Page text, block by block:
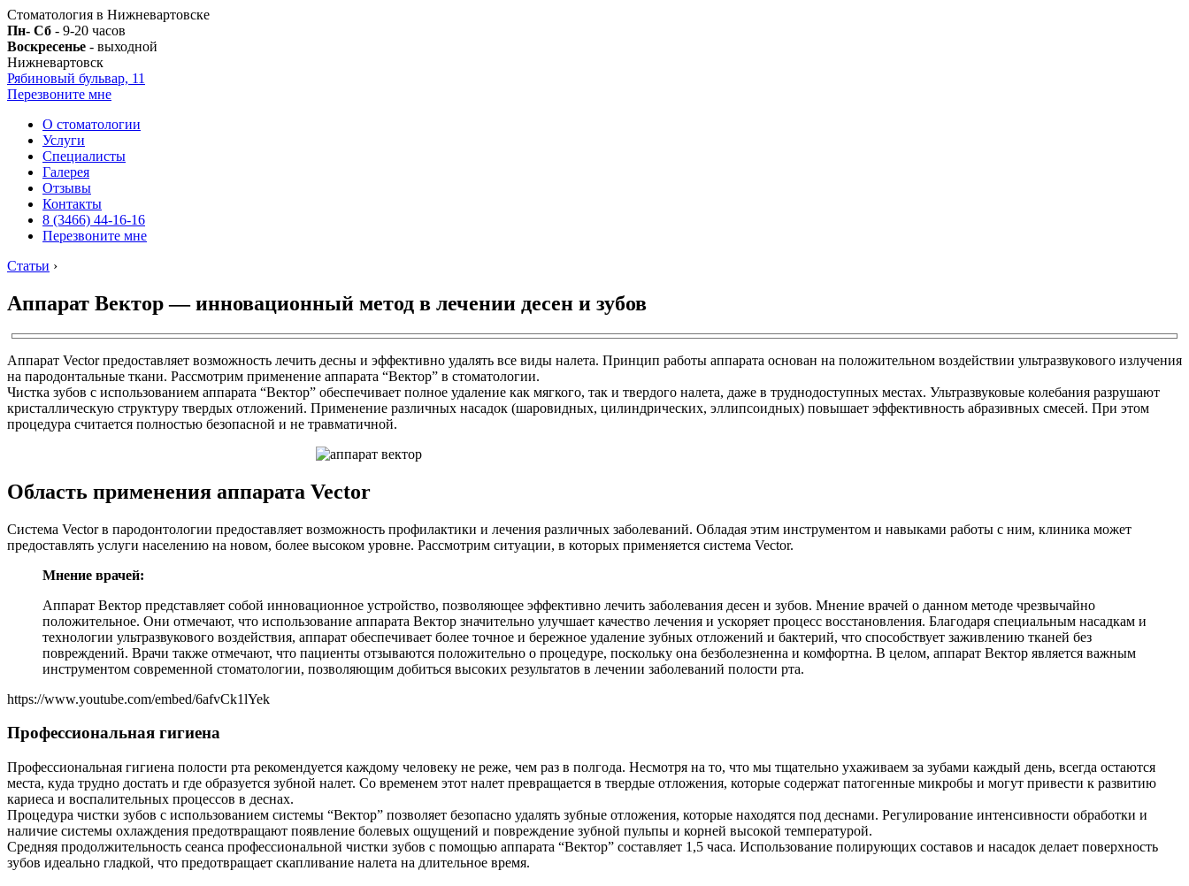
Стоматология в Нижневартовске
Пн- Сб - 9-20 часов
Воскресенье - выходной
Нижневартовск
Рябиновый бульвар, 11
Перезвоните мне
О стоматологии
Услуги
Специалисты
Галерея
Отзывы
Контакты
8 (3466) 44-16-16
Перезвоните мне
Статьи ›
Аппарат Вектор — инновационный метод в лечении десен и зубов
Аппарат Vector предоставляет возможность лечить десны и эффективно удалять все виды налета. Принцип работы аппарата основан на положительном воздействии ультразвукового излучения
на пародонтальные ткани. Рассмотрим применение аппарата “Вектор” в стоматологии.
Чистка зубов с использованием аппарата “Вектор” обеспечивает полное удаление как мягкого, так и твердого налета, даже в труднодоступных местах. Ультразвуковые колебания разрушают
кристаллическую структуру твердых отложений. Применение различных насадок (шаровидных, цилиндрических, эллипсоидных) повышает эффективность абразивных смесей. При этом
процедура считается полностью безопасной и не травматичной.
Область применения аппарата Vector
Система Vector в пародонтологии предоставляет возможность профилактики и лечения различных заболеваний. Обладая этим инструментом и навыками работы с ним, клиника может
предоставлять услуги населению на новом, более высоком уровне. Рассмотрим ситуации, в которых применяется система Vector.
Мнение врачей:
Аппарат Вектор представляет собой инновационное устройство, позволяющее эффективно лечить заболевания десен и зубов. Мнение врачей о данном методе чрезвычайно
положительное. Они отмечают, что использование аппарата Вектор значительно улучшает качество лечения и ускоряет процесс восстановления. Благодаря специальным насадкам и
технологии ультразвукового воздействия, аппарат обеспечивает более точное и бережное удаление зубных отложений и бактерий, что способствует заживлению тканей без
повреждений. Врачи также отмечают, что пациенты отзываются положительно о процедуре, поскольку она безболезненна и комфортна. В целом, аппарат Вектор является важным
инструментом современной стоматологии, позволяющим добиться высоких результатов в лечении заболеваний полости рта.
https://www.youtube.com/embed/6afvCk1lYek
Профессиональная гигиена
Профессиональная гигиена полости рта рекомендуется каждому человеку не реже, чем раз в полгода. Несмотря на то, что мы тщательно ухаживаем за зубами каждый день, всегда остаются
места, куда трудно достать и где образуется зубной налет. Со временем этот налет превращается в твердые отложения, которые содержат патогенные микробы и могут привести к развитию
кариеса и воспалительных процессов в деснах.
Процедура чистки зубов с использованием системы “Вектор” позволяет безопасно удалять зубные отложения, которые находятся под деснами. Регулирование интенсивности обработки и
наличие системы охлаждения предотвращают появление болевых ощущений и повреждение зубной пульпы и корней высокой температурой.
Средняя продолжительность сеанса профессиональной чистки зубов с помощью аппарата “Вектор” составляет 1,5 часа. Использование полирующих составов и насадок делает поверхность
зубов идеально гладкой, что предотвращает скапливание налета на длительное время.